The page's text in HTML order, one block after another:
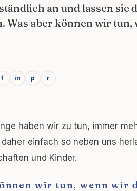
an und lassen sie
Was aber können wir tun,
f in p r
haben wir zu tun, immer
einfach so neben uns
und Kinder.
wir tun, wenn wir